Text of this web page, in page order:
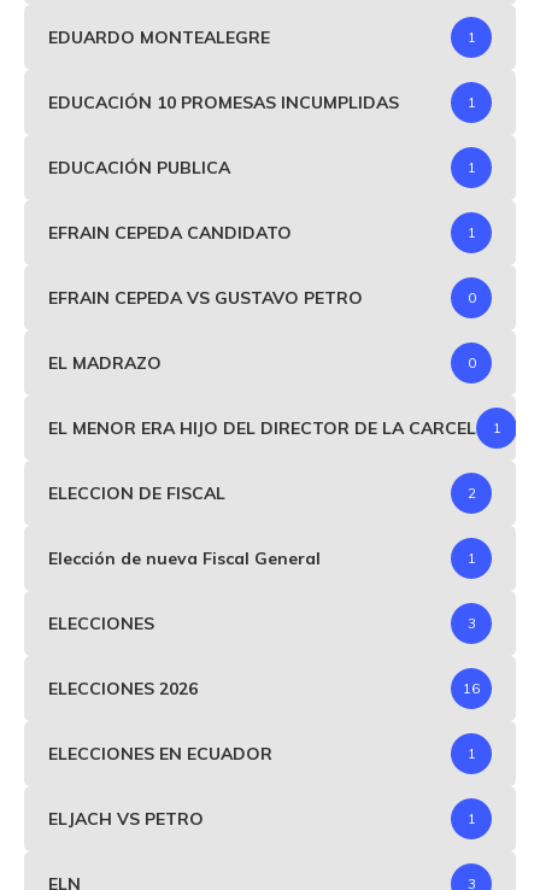
EDUARDO MONTEALEGRE 1
EDUCACIÓN 10 PROMESAS INCUMPLIDAS 1
EDUCACIÓN PUBLICA 1
EFRAIN CEPEDA CANDIDATO 1
EFRAIN CEPEDA VS GUSTAVO PETRO 0
EL MADRAZO 0
EL MENOR ERA HIJO DEL DIRECTOR DE LA CARCEL 1
ELECCION DE FISCAL 2
Elección de nueva Fiscal General 1
ELECCIONES 3
ELECCIONES 2026 16
ELECCIONES EN ECUADOR 1
ELJACH VS PETRO 1
ELN 3